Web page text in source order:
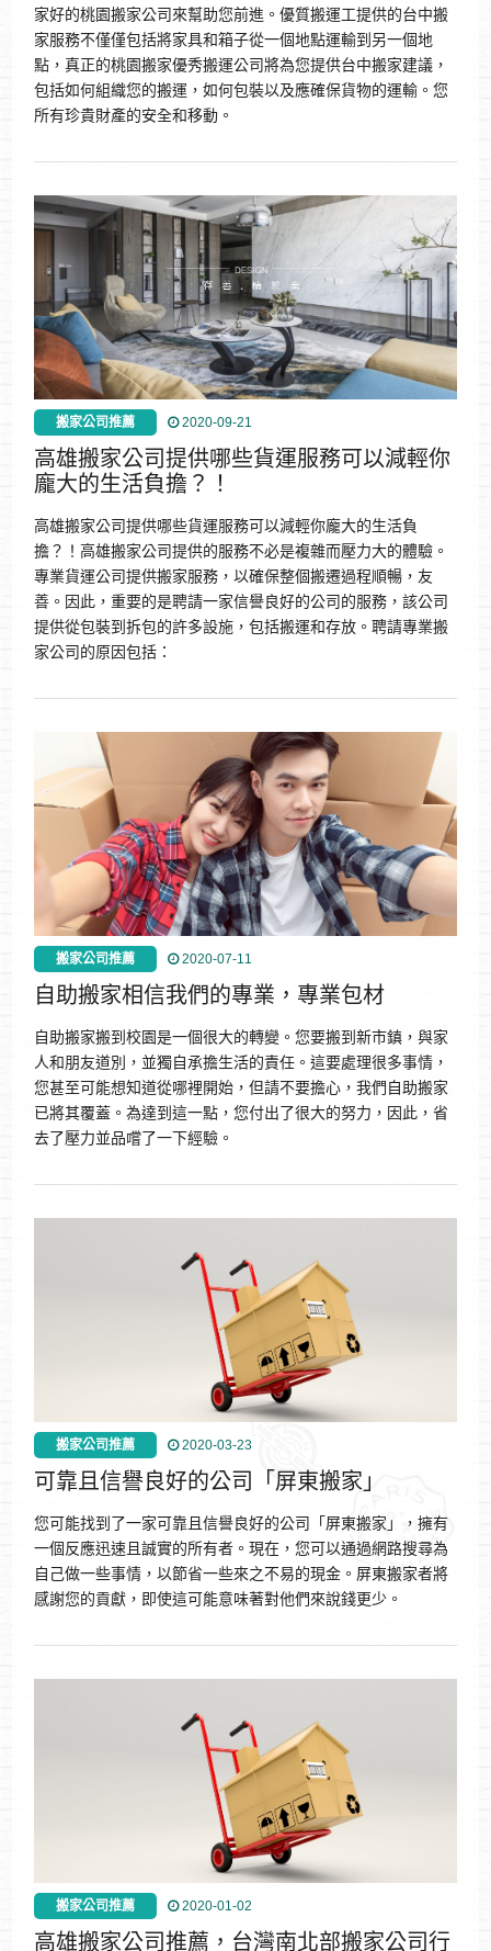
家好的桃園搬家公司來幫助您前進。優質搬運工提供的台中搬
家服務不僅僅包括將家具和箱子從一個地點運輸到另一個地
點，真正的桃園搬家優秀搬運公司將為您提供台中搬家建議，
包括如何組織您的搬運，如何包裝以及應確保貨物的運輸。您
所有珍貴財產的安全和移動。
搬家公司推薦 2020-09-21
高雄搬家公司提供哪些貨運服務可以減輕你
龐大的生活負擔？！
高雄搬家公司提供哪些貨運服務可以減輕你龐大的生活負
擔？！高雄搬家公司提供的服務不必是複雜而壓力大的體驗。
專業貨運公司提供搬家服務，以確保整個搬遷過程順暢，友
善。因此，重要的是聘請一家信譽良好的公司的服務，該公司
提供從包裝到拆包的許多設施，包括搬運和存放。聘請專業搬
家公司的原因包括：
搬家公司推薦 2020-07-11
自助搬家相信我們的專業，專業包材
自助搬家搬到校園是一個很大的轉變。您要搬到新市鎮，與家
人和朋友道別，並獨自承擔生活的責任。這要處理很多事情，
您甚至可能想知道從哪裡開始，但請不要擔心，我們自助搬家
已將其覆蓋。為達到這一點，您付出了很大的努力，因此，省
去了壓力並品嚐了一下經驗。
搬家公司推薦 2020-03-23
可靠且信譽良好的公司「屏東搬家」
您可能找到了一家可靠且信譽良好的公司「屏東搬家」，擁有
一個反應迅速且誠實的所有者。現在，您可以通過網路搜尋為
自己做一些事情，以節省一些來之不易的現金。屏東搬家者將
感謝您的貢獻，即使這可能意味著對他們來說錢更少。
搬家公司推薦 2020-01-02
高雄搬家公司推薦，台灣南北部搬家公司行